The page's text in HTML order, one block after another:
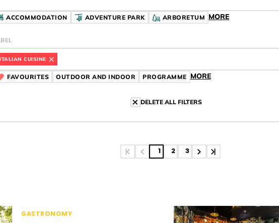
ACCOMMODATION ADVENTURE PARK ARBORETUM MORE
ITALIAN CUISINE CÍMKE
FAVOURITES CÍMKE
OUTDOOR AND INDOOR CÍMKE
PROGRAMME CÍMKE
MORE
DELETE ALL FILTERS
1 2 3
GASTRONOMY